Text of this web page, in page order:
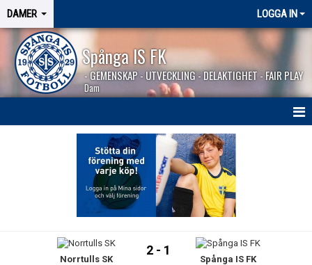
DAMER LOGGA IN
Spånga IS FK
- GEMENSKAP - UTVECKLING - DELAKTIGHET - FAIR PLAY
Dam
Norrtulls SK
2 - 1
Spånga IS FK